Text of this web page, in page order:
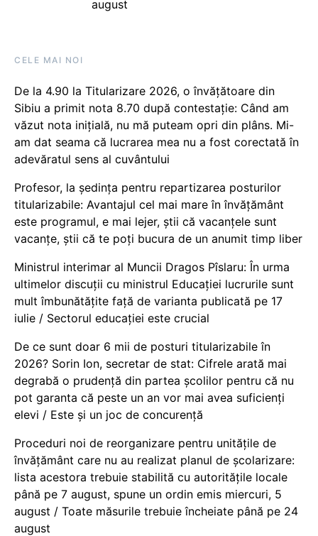
august
CELE MAI NOI
De la 4.90 la Titularizare 2026, o învățătoare din
Sibiu a primit nota 8.70 după contestație: Când am
văzut nota inițială, nu mă puteam opri din plâns. Mi-
am dat seama că lucrarea mea nu a fost corectată în
adevăratul sens al cuvântului
Profesor, la ședința pentru repartizarea posturilor
titularizabile: Avantajul cel mai mare în învățământ
este programul, e mai lejer, știi că vacanțele sunt
vacanţe, știi că te poți bucura de un anumit timp liber
Ministrul interimar al Muncii Dragos Pîslaru: În urma
ultimelor discuții cu ministrul Educației lucrurile sunt
mult îmbunătățite față de varianta publicată pe 17
iulie / Sectorul educației este crucial
De ce sunt doar 6 mii de posturi titularizabile în
2026? Sorin Ion, secretar de stat: Cifrele arată mai
degrabă o prudență din partea școlilor pentru că nu
pot garanta că peste un an vor mai avea suficienți
elevi / Este și un joc de concurență
Proceduri noi de reorganizare pentru unitățile de
învățământ care nu au realizat planul de școlarizare:
lista acestora trebuie stabilită cu autoritățile locale
până pe 7 august, spune un ordin emis miercuri, 5
august / Toate măsurile trebuie încheiate până pe 24
august